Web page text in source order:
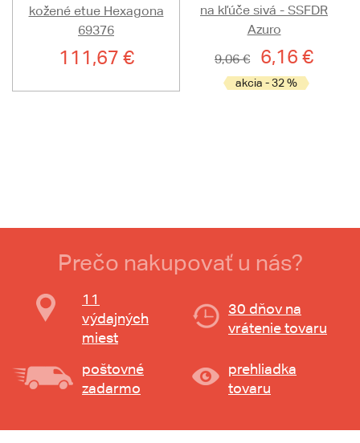
kožené etue Hexagona
69376
111,67 €
na kľúče sivá - SSFDR
Azuro
9,06 €
6,16 €
akcia - 32 %
Prečo nakupovať u nás?
11
výdajných
miest
30 dňov na
vrátenie tovaru
poštovné
zadarmo
prehliadka
tovaru